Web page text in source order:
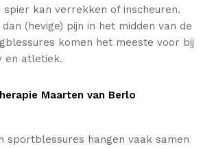
spier kan verrekken of inscheuren.
(hevige) pijn in het midden van de
komen het meeste voor bij
en atletiek.
Maarten van Berlo
sportblessures hangen vaak samen